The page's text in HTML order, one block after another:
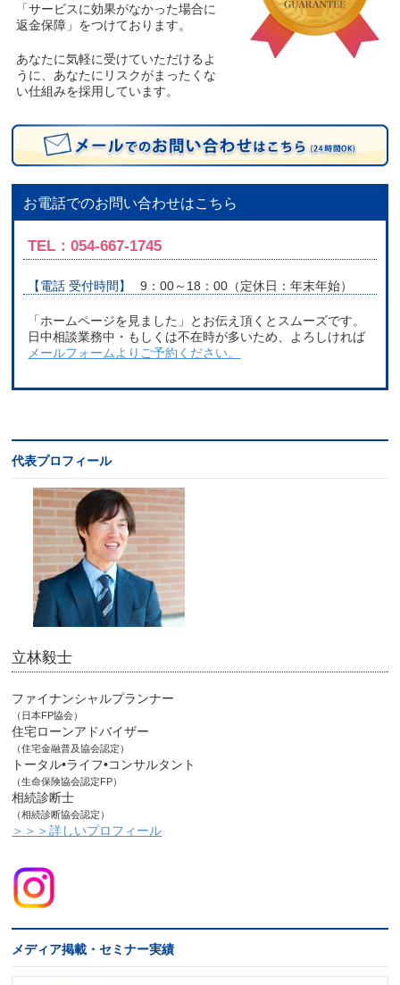
「サービスに効果がなかった場合に
返金保障」をつけております。
あなたに気軽に受けていただけるよ
うに、あなたにリスクがまったくな
い仕組みを採用しています。
お電話でのお問い合わせはこちら
TEL：054-667-1745
【電話 受付時間】 9：00～18：00（定休日：年末年始）
「ホームページを見ました」とお伝え頂くとスムーズです。
日中相談業務中・もしくは不在時が多いため、よろしければ
メールフォームよりご予約ください。
代表プロフィール
立林毅士
ファイナンシャルプランナー
（日本FP協会）
住宅ローンアドバイザー
（住宅金融普及協会認定）
トータル•ライフ•コンサルタント
（生命保険協会認定FP）
相続診断士
（相続診断協会認定）
＞＞＞詳しいプロフィール
メディア掲載・セミナー実績